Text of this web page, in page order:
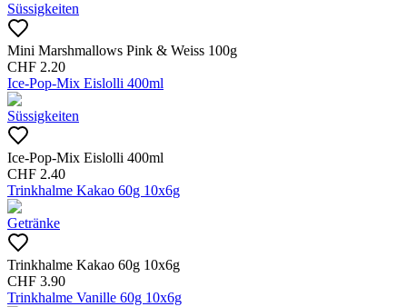
Süssigkeiten
Mini Marshmallows Pink & Weiss 100g
CHF 2.20
Ice-Pop-Mix Eislolli 400ml
Süssigkeiten
Ice-Pop-Mix Eislolli 400ml
CHF 2.40
Trinkhalme Kakao 60g 10x6g
Getränke
Trinkhalme Kakao 60g 10x6g
CHF 3.90
Trinkhalme Vanille 60g 10x6g